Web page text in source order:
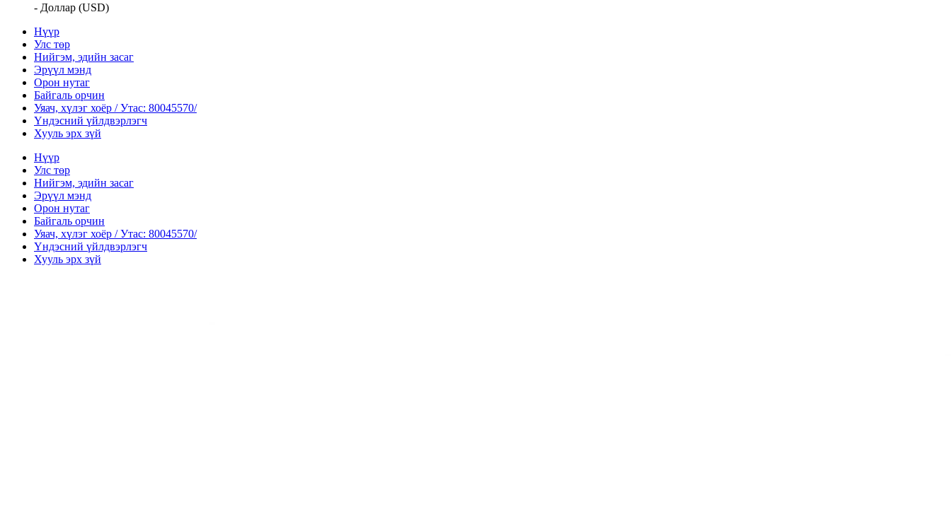
- Доллар (USD)
Нүүр
Улс төр
Нийгэм, эдийн засаг
Эрүүл мэнд
Орон нутаг
Байгаль орчин
Уяач, хүлэг хоёр / Утас: 80045570/
Үндэсний үйлдвэрлэгч
Хууль эрх зүй
Нүүр
Улс төр
Нийгэм, эдийн засаг
Эрүүл мэнд
Орон нутаг
Байгаль орчин
Уяач, хүлэг хоёр / Утас: 80045570/
Үндэсний үйлдвэрлэгч
Хууль эрх зүй